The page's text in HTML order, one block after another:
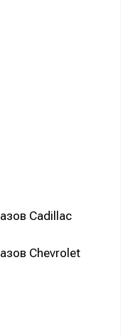
Cadillac
Chevrolet